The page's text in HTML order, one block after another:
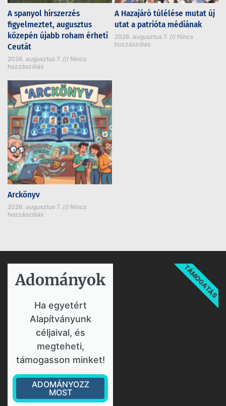
A spanyol hírszerzés
figyelmeztet, augusztus
közepén újabb roham érheti
Ceutát
2026. augusztus 7.
Nincs
hozzászólás
A Hazajáró túlélése mutat új
utat a patrióta médiának
2026. augusztus 7.
Nincs
hozzászólás
Arckönyv
2026. augusztus 7.
Nincs
hozzászólás
Adományok​
Ha egyetért
Alapítványunk
céljaival, és
megteheti,
támogasson minket!
ADOMÁNYOZZ
MOST
TÁMOGATÁS